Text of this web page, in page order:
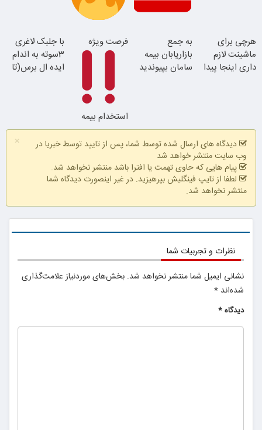
همین الان ببین
روزه ساخت!
محدود!!!!
هرچی برای
ماشینت لازم
داری اینجا پیدا
به جمع
بازاریابان بیمه
سامان بپیوندید
فرصت ویژه
استخدام بیمه
سامان با حقوق
و مزایای بالا
با جلبک لاغری
3سوته به اندام
ایده ال برس(تا
×
دیدگاه های ارسال شده توسط شما، پس از تایید توسط خبریا در
وب سایت منتشر خواهد شد
پیام هایی که حاوی تهمت یا افترا باشد منتشر نخواهد شد.
لطفا از تایپ فینگلیش بپرهیزید. در غیر اینصورت دیدگاه شما
منتشر نخواهد شد.
نظرات و تجربیات شما
نشانی ایمیل شما منتشر نخواهد شد. بخش‌های موردنیاز علامت‌گذاری
شده‌اند *
دیدگاه*